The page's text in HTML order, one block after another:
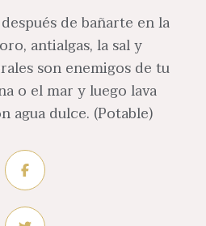
de bañarte en la
antialgas, la sal y
son enemigos de tu
o el mar y luego lava
agua dulce. (Potable)